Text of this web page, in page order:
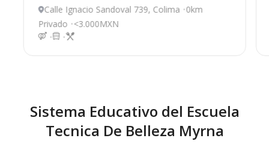
Calle Ignacio Sandoval 739, Colima 0km
Privado <3.000MXN
Sistema Educativo del Escuela
Tecnica De Belleza Myrna